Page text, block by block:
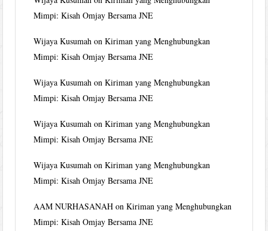
Mimpi: Kisah Omjay Bersama JNE
Wijaya Kusumah onKiriman yang Menghubungkan
Mimpi: Kisah Omjay Bersama JNE
Wijaya Kusumah onKiriman yang Menghubungkan
Mimpi: Kisah Omjay Bersama JNE
Wijaya Kusumah onKiriman yang Menghubungkan
Mimpi: Kisah Omjay Bersama JNE
Wijaya Kusumah onKiriman yang Menghubungkan
Mimpi: Kisah Omjay Bersama JNE
AAM NURHASANAH onKiriman yang Menghubungkan
Mimpi: Kisah Omjay Bersama JNE